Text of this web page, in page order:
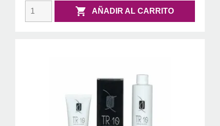
 AÑADIR AL CARRITO